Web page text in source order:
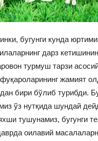
бугунги кунда
дарз
турмуш тарзи
жамият
бири бўлиб турибди.
ўз нутқида шундай
тушунамиз, бугунги
оилавий